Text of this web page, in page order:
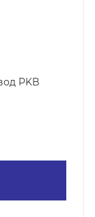
PKB